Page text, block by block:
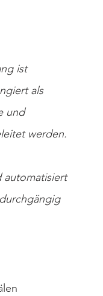
ist
als
und
werden.
automatisiert